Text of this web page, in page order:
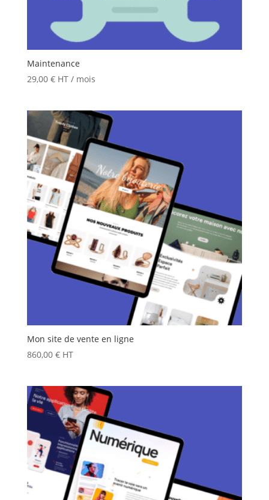
Maintenance
29,00 € HT / mois
Mon site de vente en ligne
860,00 € HT